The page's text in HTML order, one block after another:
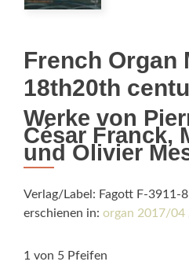
French Organ
18th20th
Werke von
César Franck,
und Olivier
Verlag/Label: Fagott F-3911-
erschienen in: organ 2017/04
1 von 5 Pfeifen